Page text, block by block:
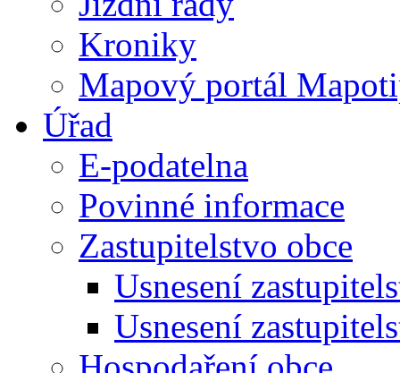
Kroniky
Mapový portál
Úřad
E-podatelna
Povinné informace
Zastupitelstvo obce
Usnesení
Usnesení